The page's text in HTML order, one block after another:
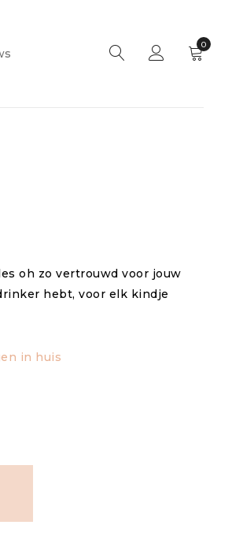
0
oh zo vertrouwd voor jouw
hebt, voor elk kindje
in huis